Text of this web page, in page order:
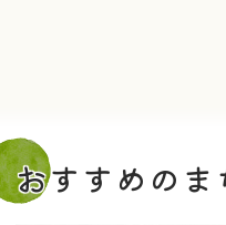
おすすめのま